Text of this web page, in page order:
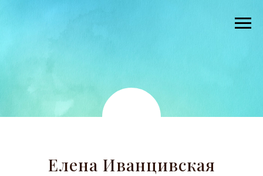
Елена Иванцивская